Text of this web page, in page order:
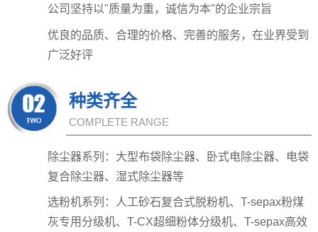
公司坚持以"质量为重，诚信为本"的企业宗旨
优良的品质、合理的价格、完善的服务，在业界受到
广泛好评
种类齐全
COMPLETE RANGE
除尘器系列：大型布袋除尘器、卧式电除尘器、电袋
复合除尘器、湿式除尘器等
选粉机系列：人工砂石复合式脱粉机、T-sepax粉煤
灰专用分级机、T-CX超细粉体分级机、T-sepax高效